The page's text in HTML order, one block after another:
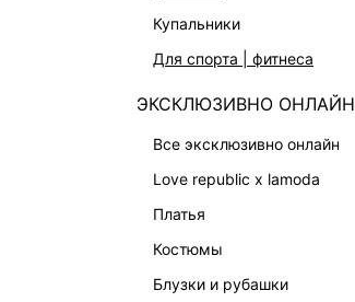
купальники
для спорта | фитнеса
ЭКСКЛЮЗИВНО ОНЛАЙН
все эксклюзивно онлайн
love republic x lamoda
платья
костюмы
блузки и рубашки
АКСЕССУАРЫ | УКРАШЕНИЯ
ФИНАЛЬНАЯ РАСПРОДАЖА
ПОДАРОЧНЫЕ СЕРТИФИКАТЫ
БАЛЬЗАМЫ-ТИНТЫ
ЛИМИТИРОВАННЫЕ КОЛЛЕКЦИИ
КАПСУЛЬНЫЙ ГАРДЕРОБ